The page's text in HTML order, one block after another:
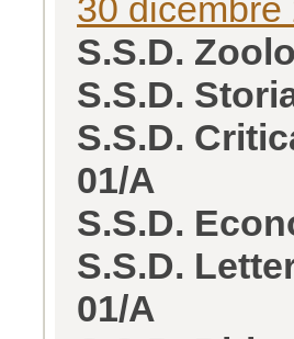
30
S.S.D.
S.S.D.
S.S.D.
01/A
S.S.D.
S.S.D.
01/A